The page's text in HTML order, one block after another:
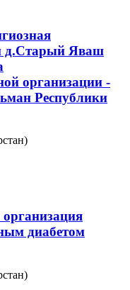
д.Старый Яваш
организации -
Республики
диабетом